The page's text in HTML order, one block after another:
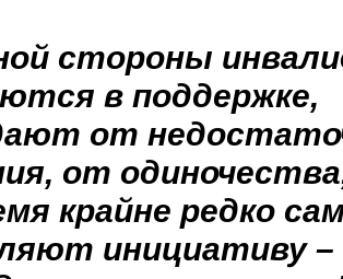
стороны
в поддержке,
от
от
крайне редко
инициативу –